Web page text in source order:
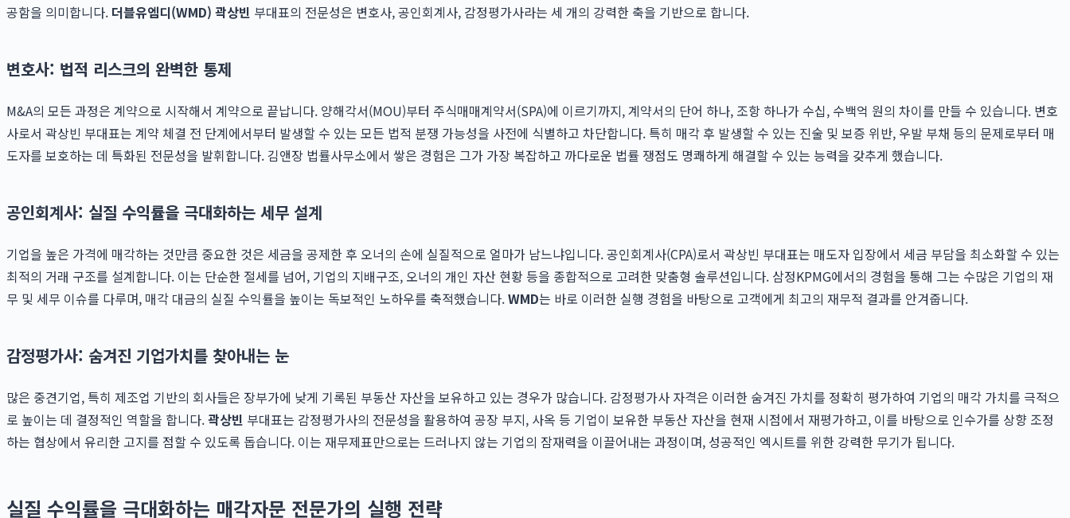
공함을 의미합니다. 더블유엠디(WMD) 곽상빈 부대표의 전문성은 변호사, 공인회계사, 감정평가사라는 세 개의 강력한 축을 기반으로 합니다.
변호사: 법적 리스크의 완벽한 통제
M&A의 모든 과정은 계약으로 시작해서 계약으로 끝납니다. 양해각서(MOU)부터 주식매매계약서(SPA)에 이르기까지, 계약서의 단어 하나, 조항 하나가 수십, 수백억 원의 차이를 만들 수 있습니다. 변호
사로서 곽상빈 부대표는 계약 체결 전 단계에서부터 발생할 수 있는 모든 법적 분쟁 가능성을 사전에 식별하고 차단합니다. 특히 매각 후 발생할 수 있는 진술 및 보증 위반, 우발 부채 등의 문제로부터 매
도자를 보호하는 데 특화된 전문성을 발휘합니다. 김앤장 법률사무소에서 쌓은 경험은 그가 가장 복잡하고 까다로운 법률 쟁점도 명쾌하게 해결할 수 있는 능력을 갖추게 했습니다.
공인회계사: 실질 수익률을 극대화하는 세무 설계
기업을 높은 가격에 매각하는 것만큼 중요한 것은 세금을 공제한 후 오너의 손에 실질적으로 얼마가 남느냐입니다. 공인회계사(CPA)로서 곽상빈 부대표는 매도자 입장에서 세금 부담을 최소화할 수 있는
최적의 거래 구조를 설계합니다. 이는 단순한 절세를 넘어, 기업의 지배구조, 오너의 개인 자산 현황 등을 종합적으로 고려한 맞춤형 솔루션입니다. 삼정KPMG에서의 경험을 통해 그는 수많은 기업의 재
무 및 세무 이슈를 다루며, 매각 대금의 실질 수익률을 높이는 독보적인 노하우를 축적했습니다.WMD는 바로 이러한 실행 경험을 바탕으로 고객에게 최고의 재무적 결과를 안겨줍니다.
감정평가사: 숨겨진 기업가치를 찾아내는 눈
많은 중견기업, 특히 제조업 기반의 회사들은 장부가에 낮게 기록된 부동산 자산을 보유하고 있는 경우가 많습니다. 감정평가사 자격은 이러한 숨겨진 가치를 정확히 평가하여 기업의 매각 가치를 극적으
로 높이는 데 결정적인 역할을 합니다.곽상빈 부대표는 감정평가사의 전문성을 활용하여 공장 부지, 사옥 등 기업이 보유한 부동산 자산을 현재 시점에서 재평가하고, 이를 바탕으로 인수가를 상향 조정
하는 협상에서 유리한 고지를 점할 수 있도록 돕습니다. 이는 재무제표만으로는 드러나지 않는 기업의 잠재력을 이끌어내는 과정이며, 성공적인 엑시트를 위한 강력한 무기가 됩니다.
실질 수익률을 극대화하는 매각자문 전문가의 실행 전략